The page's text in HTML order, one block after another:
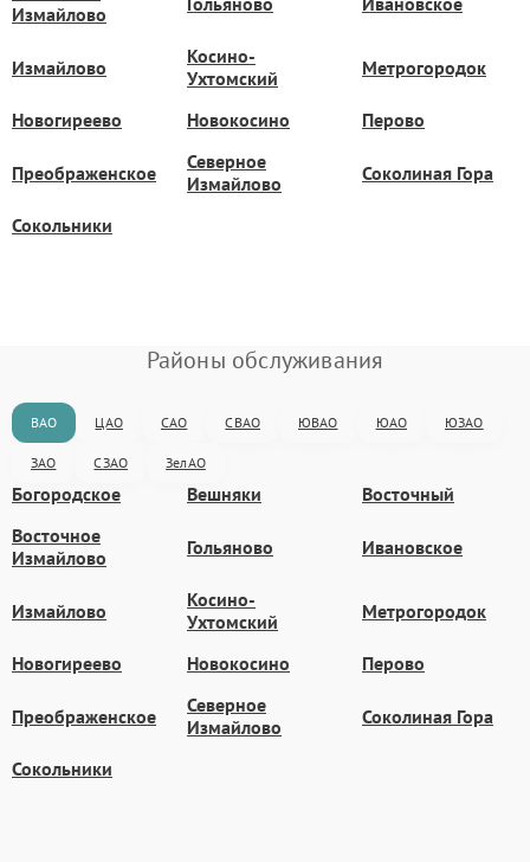
Измайлово
Измайлово
Косино-
Ухтомский
Метрогородок
Новогиреево Новокосино Перово
Преображенское
Северное
Измайлово
Соколиная Гора
Сокольники
Районы обслуживания
ВАО ЦАО САО СВАО ЮВАО ЮАО ЮЗАО
ЗАО СЗАО ЗелАО
Богородское Вешняки
Восточный
Восточное
Измайлово
Гольяново Ивановское
Измайлово
Косино-
Ухтомский
Метрогородок
Новогиреево Новокосино Перово
Преображенское
Северное
Измайлово
Соколиная Гора
Сокольники